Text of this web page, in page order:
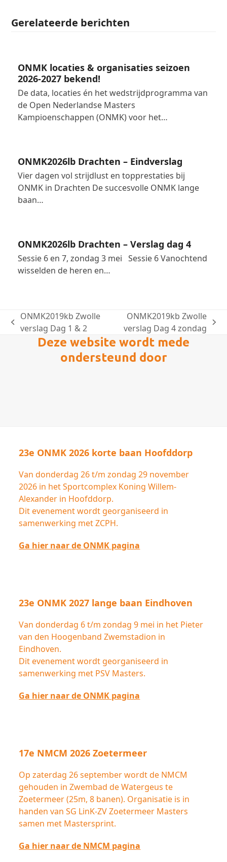
Gerelateerde berichten
ONMK locaties & organisaties seizoen
2026-2027 bekend!
De data, locaties én het wedstrijdprogramma van
de Open Nederlandse Masters
Kampioenschappen (ONMK) voor het…
ONMK2026lb Drachten – Eindverslag
Vier dagen vol strijdlust en topprestaties bij
ONMK in Drachten De succesvolle ONMK lange
baan…
ONMK2026lb Drachten – Verslag dag 4
Sessie 6 en 7, zondag 3 mei Sessie 6 Vanochtend
wisselden de heren en…
previous
ONMK2019kb Zwolle
verslag Dag 1 & 2
next
post:
ONMK2019kb Zwolle
verslag Dag 4 zondag
Deze website wordt mede
ondersteund door
23e ONMK 2026 korte baan Hoofddorp
Van donderdag 26 t/m zondag 29 november
2026 in het Sportcomplex Koning Willem-
Alexander in Hoofddorp.
Dit evenement wordt georganiseerd in
samenwerking met ZCPH.
Ga hier naar de ONMK pagina
23e ONMK 2027 lange baan Eindhoven
Van donderdag 6 t/m zondag 9 mei in het Pieter
van den Hoogenband Zwemstadion in
Eindhoven.
Dit evenement wordt georganiseerd in
samenwerking met PSV Masters.
Ga hier naar de ONMK pagina
17e NMCM 2026 Zoetermeer
Op zaterdag 26 september wordt de NMCM
gehouden in Zwembad de Watergeus te
Zoetermeer (25m, 8 banen). Organisatie is in
handen van SG LinK-ZV Zoetermeer Masters
samen met Mastersprint.
Ga hier naar de NMCM pagina